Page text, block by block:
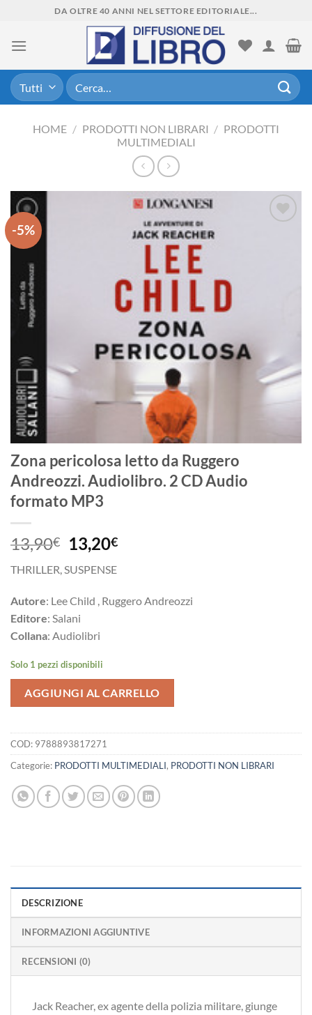
content
DA OLTRE 40 ANNI NEL SETTORE EDITORIALE...
Cerca:
HOME / PRODOTTI NON LIBRARI / PRODOTTI
MULTIMEDIALI
-5%
Zona pericolosa letto da Ruggero
Andreozzi. Audiolibro. 2 CD Audio
formato MP3
13,90€
Il
prezzo
originale
era:
13,90€.
13,20€Il
13,20€.
THRILLER, SUSPENSE
Autore: Lee Child , Ruggero Andreozzi
Editore: Salani
Collana: Audiolibri
Solo 1 pezzi disponibili
AGGIUNGI AL CARRELLO
COD: 9788893817271
Categorie: PRODOTTI MULTIMEDIALI, PRODOTTI NON LIBRARI
DESCRIZIONE
INFORMAZIONI AGGIUNTIVE
RECENSIONI (0)
Jack Reacher, ex agente della polizia militare, giunge